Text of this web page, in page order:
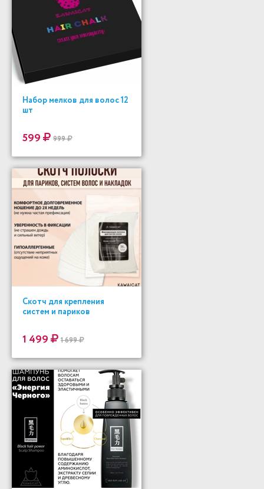
Набор мелков для волос 12
шт
599 999
Скотч для крепления
систем и париков
1 499 1 699